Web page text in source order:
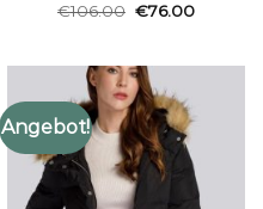
€106.00 €76.00
Angebot!